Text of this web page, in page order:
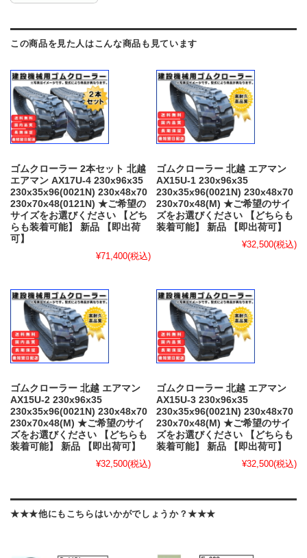
この商品を見た人はこんな商品も見ています
ゴムクローラー 2本セット 北越
エアマン AX17U-4 230x96x35
230x35x96(0021N) 230x48x70
230x70x48(0121N) ★ご希望の
サイズをお選びください 【どち
らも装着可能】 新品 【即出荷
可】
¥71,400(税込)
ゴムクローラー 北越 エアマン
AX15U-1 230x96x35
230x35x96(0021N) 230x48x70
230x70x48(M) ★ご希望のサイ
ズをお選びください 【どちらも
装着可能】 新品 【即出荷可】
¥32,500(税込)
ゴムクローラー 北越 エアマン
AX15U-2 230x96x35
230x35x96(0021N) 230x48x70
230x70x48(M) ★ご希望のサイ
ズをお選びください 【どちらも
装着可能】 新品 【即出荷可】
¥32,500(税込)
ゴムクローラー 北越 エアマン
AX15U-3 230x96x35
230x35x96(0021N) 230x48x70
230x70x48(M) ★ご希望のサイ
ズをお選びください 【どちらも
装着可能】 新品 【即出荷可】
¥32,500(税込)
★★★他にもこちらはいかがでしょうか？★★★